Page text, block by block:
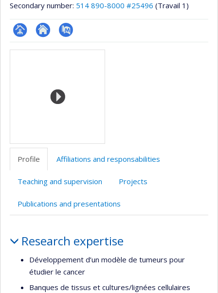
Secondary number: 514 890-8000 #25496 (Travail 1)
Page Site
recherche
PubMed
Media
Profile Affiliations and responsabilities
Teaching and supervision Projects
Publications and presentations
Research expertise
Développement d’un modèle de tumeurs pour
étudier le cancer
Banques de tissus et cultures/lignées cellulaires